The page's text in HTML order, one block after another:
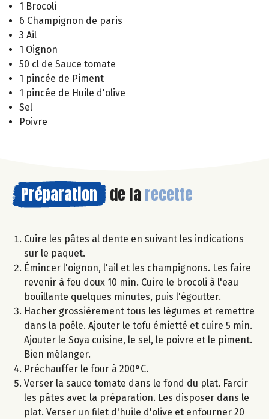
1 Brocoli
6 Champignon de paris
3 Ail
1 Oignon
50 cl de Sauce tomate
1 pincée de Piment
1 pincée de Huile d'olive
Sel
Poivre
Préparation de la recette
Cuire les pâtes al dente en suivant les indications
sur le paquet.
Émincer l'oignon, l'ail et les champignons. Les faire
revenir à feu doux 10 min. Cuire le brocoli à l'eau
bouillante quelques minutes, puis l'égoutter.
Hacher grossièrement tous les légumes et remettre
dans la poêle. Ajouter le tofu émietté et cuire 5 min.
Ajouter le Soya cuisine, le sel, le poivre et le piment.
Bien mélanger.
Préchauffer le four à 200°C.
Verser la sauce tomate dans le fond du plat. Farcir
les pâtes avec la préparation. Les disposer dans le
plat. Verser un filet d'huile d'olive et enfourner 20